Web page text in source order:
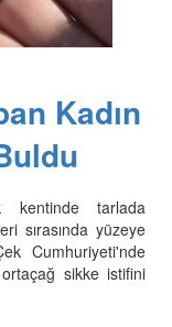
Kadın
kentinde tarlada
sırasında yüzeye
Cumhuriyeti'nde
sikke istifini